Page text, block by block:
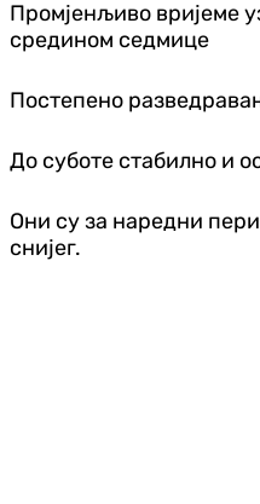
Промјенљиво вријеме
средином седмице
Постепено
До суботе стабилно и
Они су за наредни
снијег.